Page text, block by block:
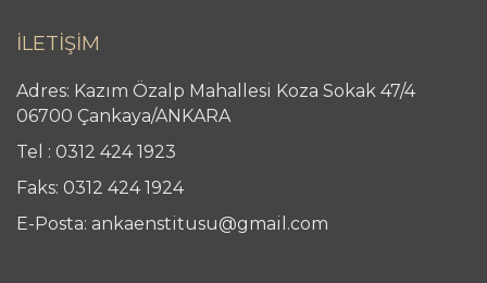
İLETİŞİM
Adres: Kazım Özalp Mahallesi Koza Sokak 47/4
06700 Çankaya/ANKARA
Tel : 0312 424 1923
Faks: 0312 424 1924
E-Posta: ankaenstitusu@gmail.com